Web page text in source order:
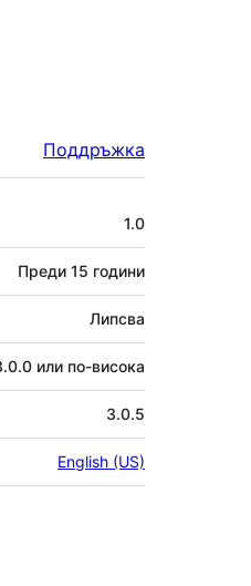
Поддръжка
1.0
Преди 15 години
Липсва
или по-висока
3.0.5
English (US)